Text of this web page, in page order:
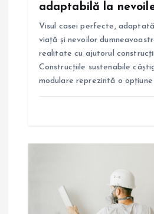
adaptabilă la
Visul casei perfecte,
viață și nevoilor
realitate cu ajutorul
Construcțiile sustenabile
modulare reprezintă o